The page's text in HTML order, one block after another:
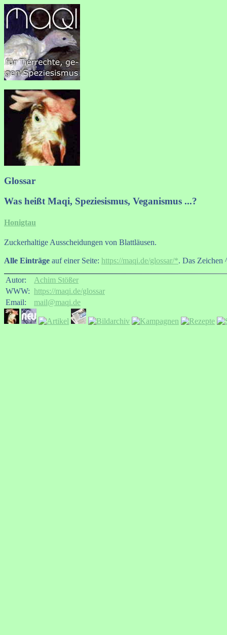
Glossar
Was heißt Maqi, Speziesismus, Veganismus ...?
Honigtau
Zuckerhaltige Ausscheidungen von Blattläusen.
Alle Einträge auf einer Seite: https://maqi.de/glossar/*. Das Zeichen
Autor:
Achim Stößer
WWW: https://maqi.de/glossar
Email:
mail@maqi.de